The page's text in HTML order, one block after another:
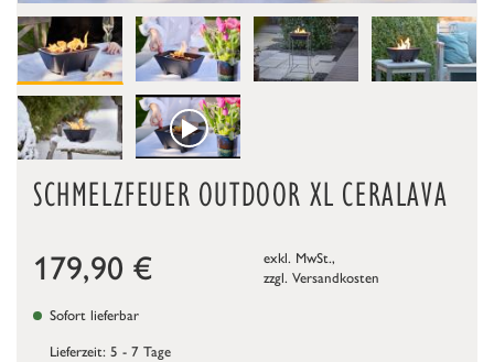
SCHMELZFEUER OUTDOOR XL CERALAVA
179,90 €
exkl. MwSt.,
zzgl. Versandkosten
Sofort lieferbar
Lieferzeit: 5 - 7 Tage